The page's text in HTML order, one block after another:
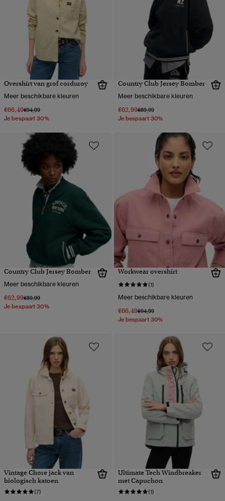
Overshirt van grof corduroy
Meer beschikbare kleuren
€66,49Prijs verlaagd van
€94,99naar
Je bespaart 30%
Country Club Jersey Bomber
Meer beschikbare kleuren
€62,99Prijs verlaagd van
€89,99naar
Je bespaart 30%
Country Club Jersey Bomber
Meer beschikbare kleuren
€62,99Prijs verlaagd van
€89,99naar
Je bespaart 30%
Workwear overshirt
(1)
Meer beschikbare kleuren
€66,49Prijs verlaagd van
€94,99naar
Je bespaart 30%
Vintage Chore jack van
biologisch katoen
(7)
Ultimate Tech Windbreaker
met Capuchon
(1)